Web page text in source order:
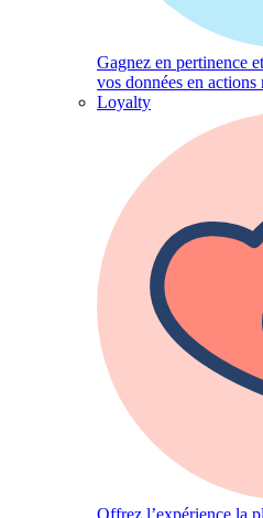
Gagnez en pertinence
vos données en
Loyalty
Offrez l’expérience la